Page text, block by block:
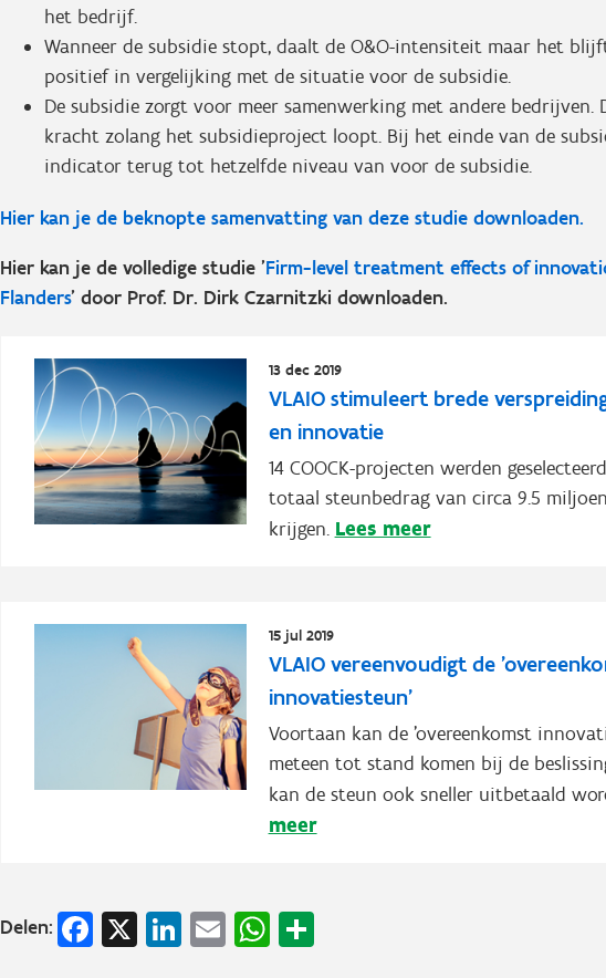
het bedrijf.
Wanneer de subsidie stopt, daalt de O&O-intensiteit maar het
positief in vergelijking met de situatie voor de subsidie.
De subsidie zorgt voor meer samenwerking met andere bedrijven.
kracht zolang het subsidieproject loopt. Bij het einde van de
indicator terug tot hetzelfde niveau van voor de subsidie.
Hier kan je de beknopte samenvatting van deze studie downloaden.
Hier kan je de volledige studie 'Firm-level treatment effects of
Flanders' door Prof. Dr. Dirk Czarnitzki downloaden.
13 dec 2019
VLAIO stimuleert brede
en innovatie
14 COOCK-projecten werden
totaal steunbedrag van circa 9.5
krijgen. Lees meer
15 jul 2019
VLAIO vereenvoudigt de
innovatiesteun'
Voortaan kan de 'overeenkomst
meteen tot stand komen bij de
kan de steun ook sneller uitbetaald
meer
Delen: Facebook
X LinkedIn
EmailWhatsApp